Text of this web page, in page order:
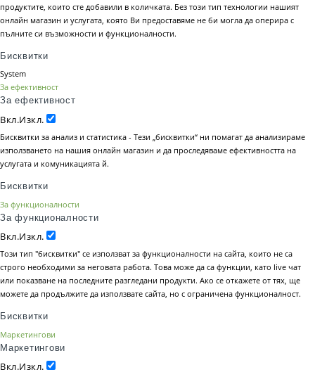
продуктите, които сте добавили в количката. Без този тип технологии нашият
онлайн магазин и услугата, която Ви предоставяме не би могла да оперира с
пълните си възможности и функционалности.
Бисквитки
System
За ефективност
За ефективност
Вкл.Изкл.
Бисквитки за анализ и статистика - Тези „бисквитки“ ни помагат да анализираме
използването на нашия онлайн магазин и да проследяваме ефективността на
услугата и комуникацията й.
Бисквитки
За функционалности
За функционалности
Вкл.Изкл.
Този тип "бисквитки" се използват за функционалности на сайта, които не са
строго необходими за неговата работа. Това може да са функции, като live чат
или показване на последните разгледани продукти. Ако се откажете от тях, ще
можете да продължите да използвате сайта, но с ограничена функционалност.
Бисквитки
Маркетингови
Маркетингови
Вкл.Изкл.